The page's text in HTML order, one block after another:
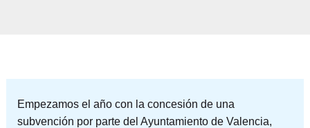
Empezamos el año con la concesión de una
subvención por parte del Ayuntamiento de Valencia,